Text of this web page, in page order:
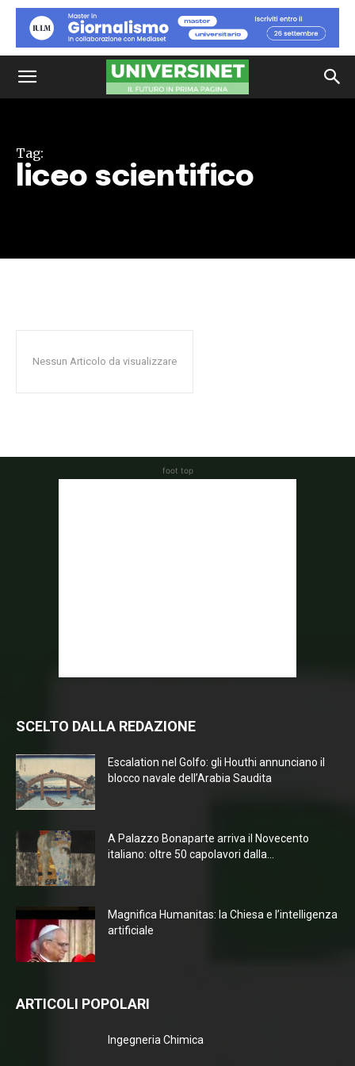
Tag:
liceo scientifico
Nessun Articolo da visualizzare
foot top
SCELTO DALLA REDAZIONE
Escalation nel Golfo: gli Houthi annunciano il
blocco navale dell’Arabia Saudita
A Palazzo Bonaparte arriva il Novecento
italiano: oltre 50 capolavori dalla...
Magnifica Humanitas: la Chiesa e l’intelligenza
artificiale
ARTICOLI POPOLARI
Ingegneria Chimica